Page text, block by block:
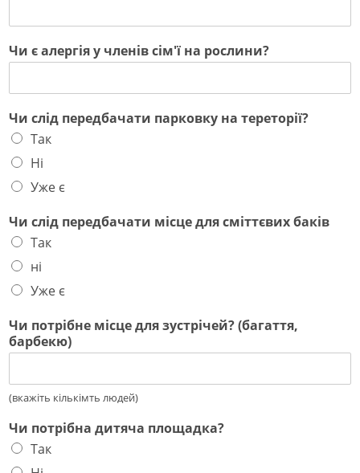
Чи є алергія у членів сім'ї на рослини?
Чи слід передбачати парковку на тереторії?
Так
Ні
Уже є
Чи слід передбачати місце для сміттєвих баків
Так
ні
Уже є
Чи потрібне місце для зустрічей? (багаття,
барбекю)
(вкажіть кількімть людей)
Чи потрібна дитяча площадка?
Так